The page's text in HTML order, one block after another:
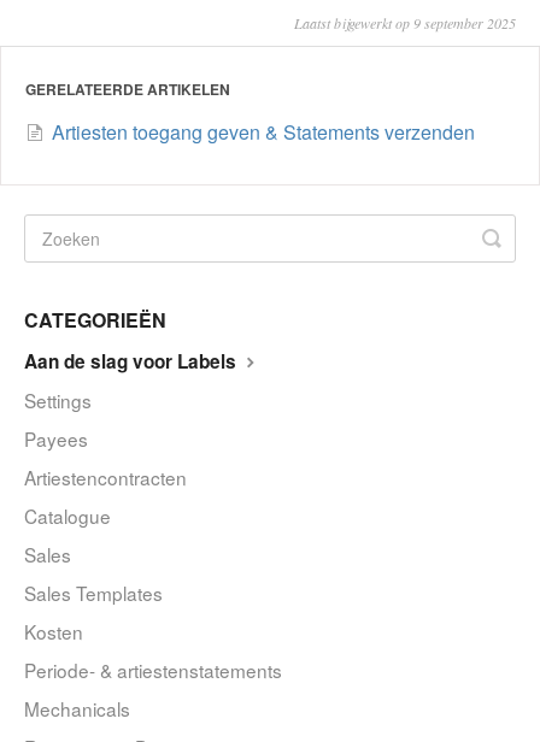
Laatst bijgewerkt op 9 september 2025
GERELATEERDE ARTIKELEN
Artiesten toegang geven & Statements verzenden
CATEGORIEËN
Aan de slag voor Labels
Settings
Payees
Artiestencontracten
Catalogue
Sales
Sales Templates
Kosten
Periode- & artiestenstatements
Mechanicals